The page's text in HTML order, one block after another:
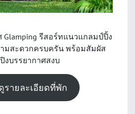
Glamping รีสอร์ทแนวแกลมป์ปิ้ง
มสะดวกครบครัน พร้อมสัมผัส
บรรยากาศสงบ
รายละเอียดที่พัก